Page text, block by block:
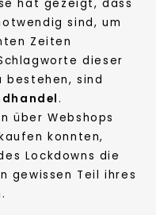
hat gezeigt, dass
sind, um
Zeiten
dieser
bestehen, sind
.
über Webshops
konnten,
Lockdowns die
gewissen Teil ihres